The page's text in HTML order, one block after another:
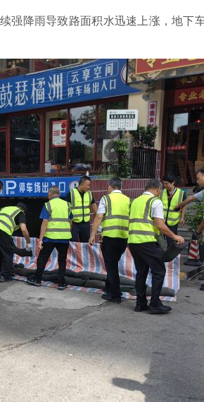
降雨导致路面积水迅速上涨，地下